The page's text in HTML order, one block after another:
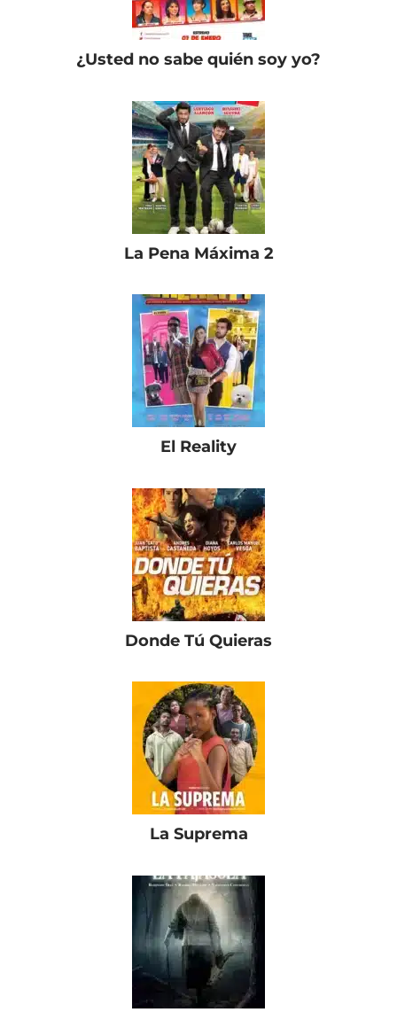
¿Usted no sabe quién soy yo?
La Pena Máxima 2
El Reality
Donde Tú Quieras
La Suprema